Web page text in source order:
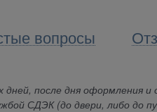
вопросы
после дня оформления и
СДЭК (до двери, либо до